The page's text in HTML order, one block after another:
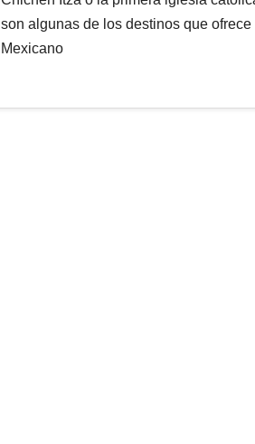
son algunas de los destinos que
Mexicano